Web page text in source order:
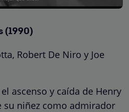
(1990)
Robert De Niro y Joe
ascenso y caída de Henry
su niñez como admirador